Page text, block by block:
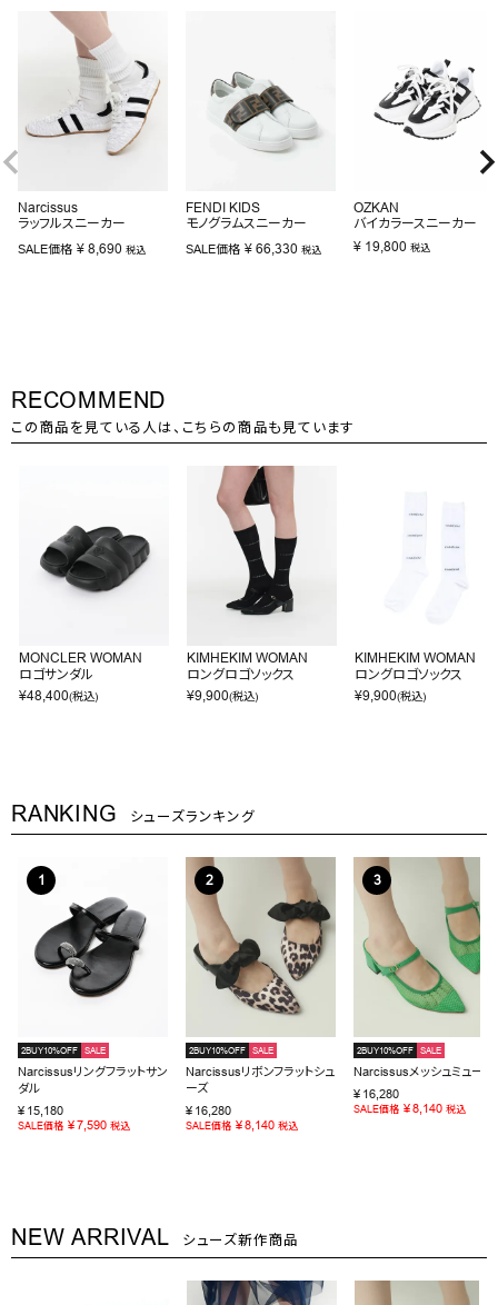
Narcissus
ラッフルスニーカー
SALE価格 ¥ 8,690 税込
FENDI KIDS
モノグラムスニーカー
SALE価格 ¥ 66,330 税込
OZKAN
バイカラースニーカー
¥ 19,800 税込
RECOMMEND
この商品を見ている人は、こちらの商品も見ています
MONCLER WOMAN
ロゴサンダル
¥48,400(税込)
KIMHEKIM WOMAN
ロングロゴソックス
¥9,900(税込)
KIMHEKIM WOMAN
ロングロゴソックス
¥9,900(税込)
RANKING シューズランキング
2BUY10%OFF SALE
Narcissusリングフラットサン
ダル
¥ 15,180
SALE価格 ¥7,590 税込
2BUY10%OFF SALE
Narcissusリボンフラットシュ
ーズ
¥ 16,280
SALE価格 ¥8,140 税込
2BUY10%OFF SALE
Narcissusメッシュミュール
¥ 16,280
SALE価格 ¥8,140 税込
NEW ARRIVAL シューズ新作商品